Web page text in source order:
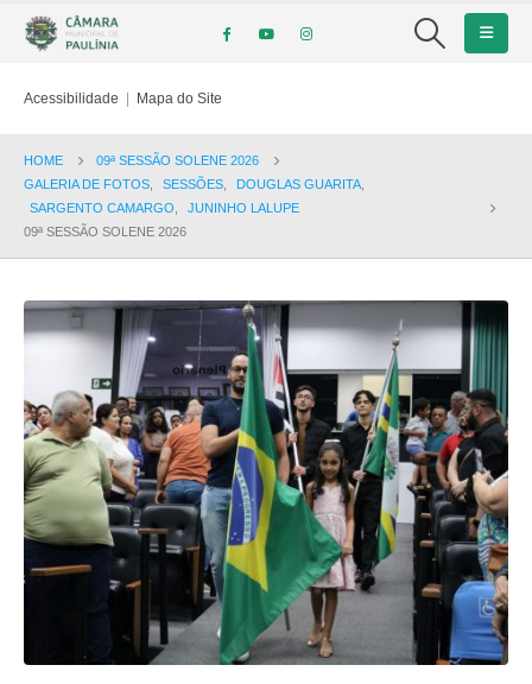
Acessibilidade | Mapa do Site
HOME
09ª SESSÃO SOLENE 2026
GALERIA DE FOTOS
SESSÕES DOUGLAS GUARITA
SARGENTO CAMARGO
JUNINHO LALUPE
09ª SESSÃO SOLENE 2026